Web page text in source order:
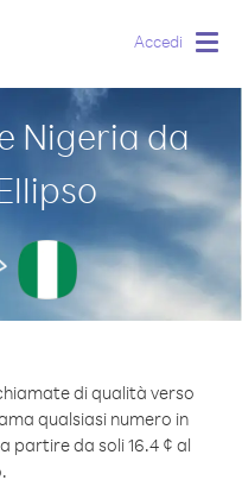
Accedi
Nigeria da
di qualità verso
qualsiasi numero in
partire da soli 16.4 ¢ al